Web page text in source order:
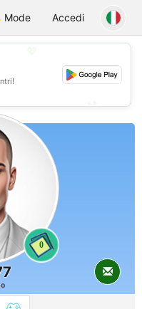
Mode Accedi
0